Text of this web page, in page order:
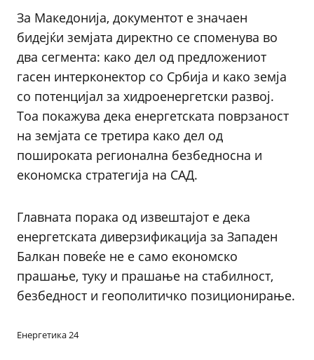
За Македонија, документот е значаен
бидејќи земјата директно се споменува во
два сегмента: како дел од предложениот
гасен интерконектор со Србија и како земја
со потенцијал за хидроенергетски развој.
Тоа покажува дека енергетската поврзаност
на земјата се третира како дел од
пошироката регионална безбедносна и
економска стратегија на САД.
Главната порака од извештајот е дека
енергетската диверзификација за Западен
Балкан повеќе не е само економско
прашање, туку и прашање на стабилност,
безбедност и геополитичко позиционирање.
Енергетика 24